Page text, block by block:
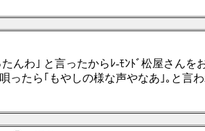
んわ｣ と言ったからﾚ-ﾓﾝﾄﾞ松屋さん
たら｢もやしの様な声やなあ｣｡と言